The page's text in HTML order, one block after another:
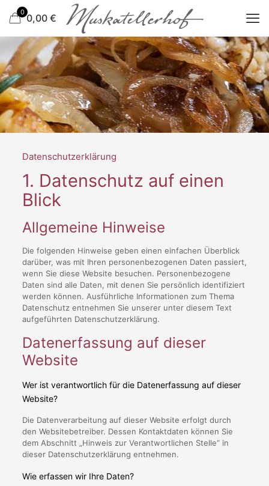
0 0,00 €
Datenschutz­erklärung
1. Datenschutz auf einen
Blick
Allgemeine Hinweise
Die folgenden Hinweise geben einen einfachen Überblick
darüber, was mit Ihren personenbezogenen Daten passiert,
wenn Sie diese Website besuchen. Personenbezogene
Daten sind alle Daten, mit denen Sie persönlich identifiziert
werden können. Ausführliche Informationen zum Thema
Datenschutz entnehmen Sie unserer unter diesem Text
aufgeführten Datenschutzerklärung.
Datenerfassung auf dieser
Website
Wer ist verantwortlich für die Datenerfassung auf dieser
Website?
Die Datenverarbeitung auf dieser Website erfolgt durch
den Websitebetreiber. Dessen Kontaktdaten können Sie
dem Abschnitt „Hinweis zur Verantwortlichen Stelle“ in
dieser Datenschutzerklärung entnehmen.
Wie erfassen wir Ihre Daten?